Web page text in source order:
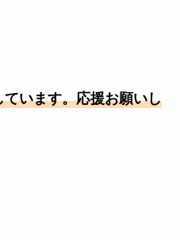
います。応援お願いし